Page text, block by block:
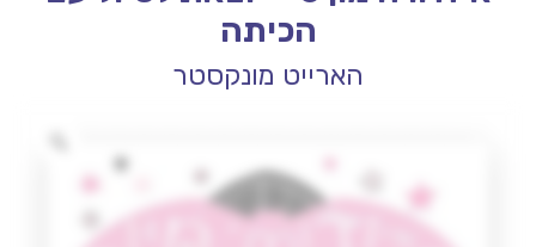
הכיתה
הארייט מונקסטר